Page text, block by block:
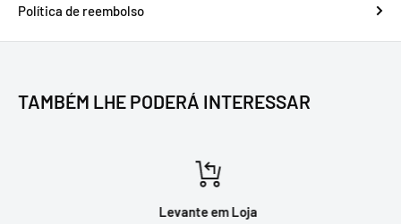
Política de reembolso
TAMBÉM LHE PODERÁ INTERESSAR
Levante em Loja